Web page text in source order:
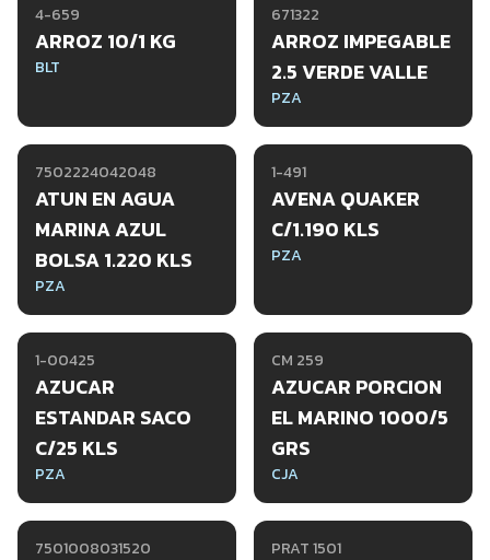
4-659
ARROZ 10/1 KG
BLT
671322
ARROZ IMPEGABLE
2.5 VERDE VALLE
PZA
7502224042048
ATUN EN AGUA
MARINA AZUL
BOLSA 1.220 KLS
PZA
1-491
AVENA QUAKER
C/1.190 KLS
PZA
1-00425
AZUCAR
ESTANDAR SACO
C/25 KLS
PZA
CM 259
AZUCAR PORCION
EL MARINO 1000/5
GRS
CJA
7501008031520 PRAT 1501